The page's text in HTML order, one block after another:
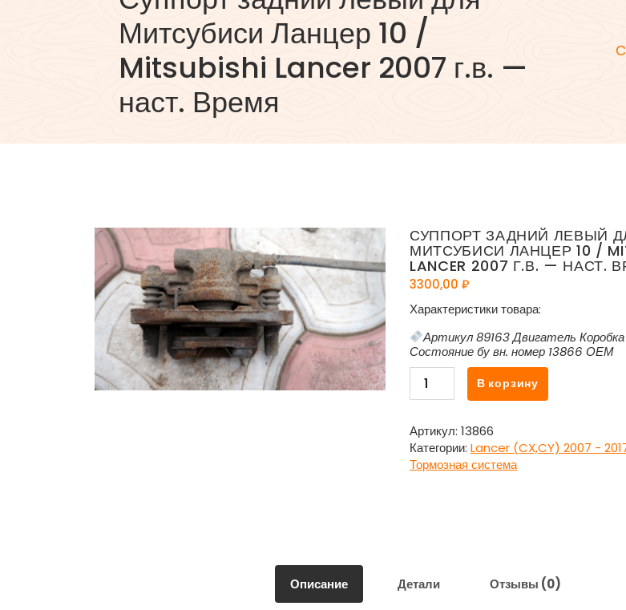
Митсубиси Ланцер 10 /
Mitsubishi Lancer 2007 г.в. —
наст. Время
СУППОРТ ЗАДНИЙ ЛЕВЫЙ
МИТСУБИСИ ЛАНЦЕР 10 /
LANCER 2007 Г.В. — НАСТ.
3300,00 ₽
Характеристики товара:
Артикул 89163 Двигатель
Состояние бу вн. номер 13866 ОЕМ
Количество
товара
задний
левый
для
Митсубиси
г.в.
В корзину
Артикул: 13866
Категории: Lancer (CX,CY) 2007 -
Тормозная система
Описание Детали Отзывы (0)